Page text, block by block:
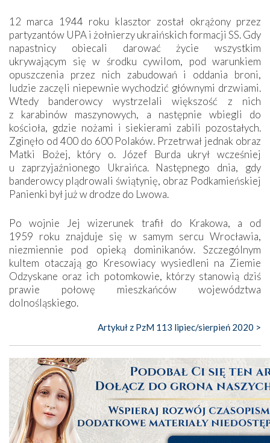
12 marca 1944 roku klasztor został okrążony przez
partyzantów UPA i żołnierzy ukraińskich formacji SS. Gdy
napastnicy obiecali darować życie wszystkim
ukrywającym się w środku cywilom, pod warunkiem
opuszczenia przez nich zabudowań i oddania broni,
ludzie zaczęli niepewnie wychodzić głównymi drzwiami.
Wtedy banderowcy wystrzelali większość z nich
z karabinów maszynowych, a następnie wbiegli do
kościoła, gdzie nożami i siekierami zabili pozostałych.
Zginęło od 400 do 600 Polaków. Przetrwał jednak obraz
Matki Bożej, który o. Józef Burda ukrył wcześniej
u zaprzyjaźnionego Ukraińca. Następnego dnia, gdy
banderowcy plądrowali świątynię, obraz Podkamieńskiej
Panienki był już w drodze do Lwowa.
Po wojnie Jej wizerunek trafił do Krakowa, a od
1959 roku znajduje się w samym sercu Wrocławia,
niezmiennie pod opieką dominikanów. Szczególnym
kultem otaczają go Kresowiacy wysiedleni na Ziemie
Odzyskane oraz ich potomkowie, którzy stanowią dziś
prawie połowę mieszkańców województwa
dolnośląskiego.
Artykuł z PzM 113 lipiec/sierpień 2020 >